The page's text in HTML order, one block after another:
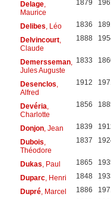
Delage,
Maurice
1879
Delibes , Léo 1836
Delvincourt,
Claude
1888
Demersseman,
Jules Auguste
1833
Desenclos
Alfred
1912
Devéria
Charlotte
1856
Donjon, Jean 1839
Dubois
Théodore
1837
Dukas , Paul 1865
Duparc, Henri 1848
Dupré, Marcel 1886